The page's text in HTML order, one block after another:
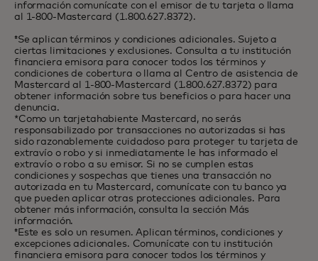
información comunícate con el emisor de tu tarjeta o llama
al 1-800-Mastercard (1.800.627.8372).
‡Se aplican términos y condiciones adicionales. Sujeto a
ciertas limitaciones y exclusiones. Consulta a tu institución
financiera emisora para conocer todos los términos y
condiciones de cobertura o llama al Centro de asistencia de
Mastercard al 1-800-Mastercard (1.800.627.8372) para
obtener información sobre tus beneficios o para hacer una
denuncia.
*Como un tarjetahabiente Mastercard, no serás
responsabilizado por transacciones no autorizadas si has
sido razonablemente cuidadoso para proteger tu tarjeta de
extravío o robo y si inmediatamente le has informado el
extravío o robo a su emisor. Si no se cumplen estas
condiciones y sospechas que tienes una transacción no
autorizada en tu Mastercard, comunícate con tu banco ya
que pueden aplicar otras protecciones adicionales. Para
obtener más información, consulta la sección Más
información.
‡Este es solo un resumen. Aplican términos, condiciones y
excepciones adicionales. Comunícate con tu institución
financiera emisora para conocer todos los términos y